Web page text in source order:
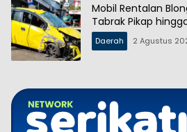
Mobil Rentalan
Tabrak Pikap
Daerah 2 Agustus